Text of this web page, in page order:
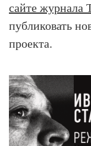
сайте журнала
публиковать
проекта.